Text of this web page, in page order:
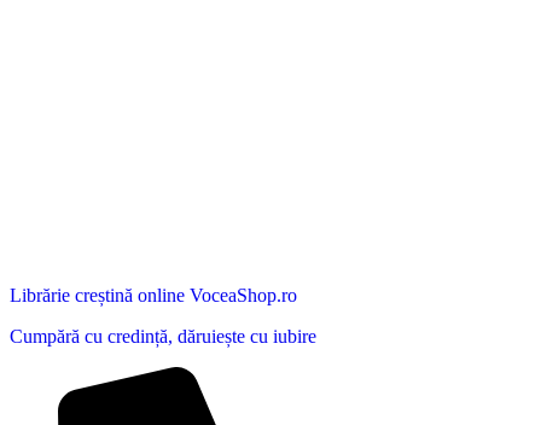
Librărie creștină online VoceaShop.ro
Cumpără cu credință, dăruiește cu iubire